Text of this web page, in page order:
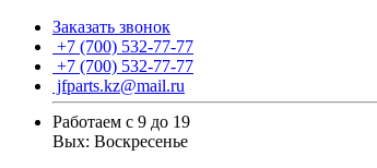
Заказать звонок
+7 (700) 532-77-77
+7 (700) 532-77-77
jfparts.kz@mail.ru
Работаем с 9 до 19
Вых: Воскресенье